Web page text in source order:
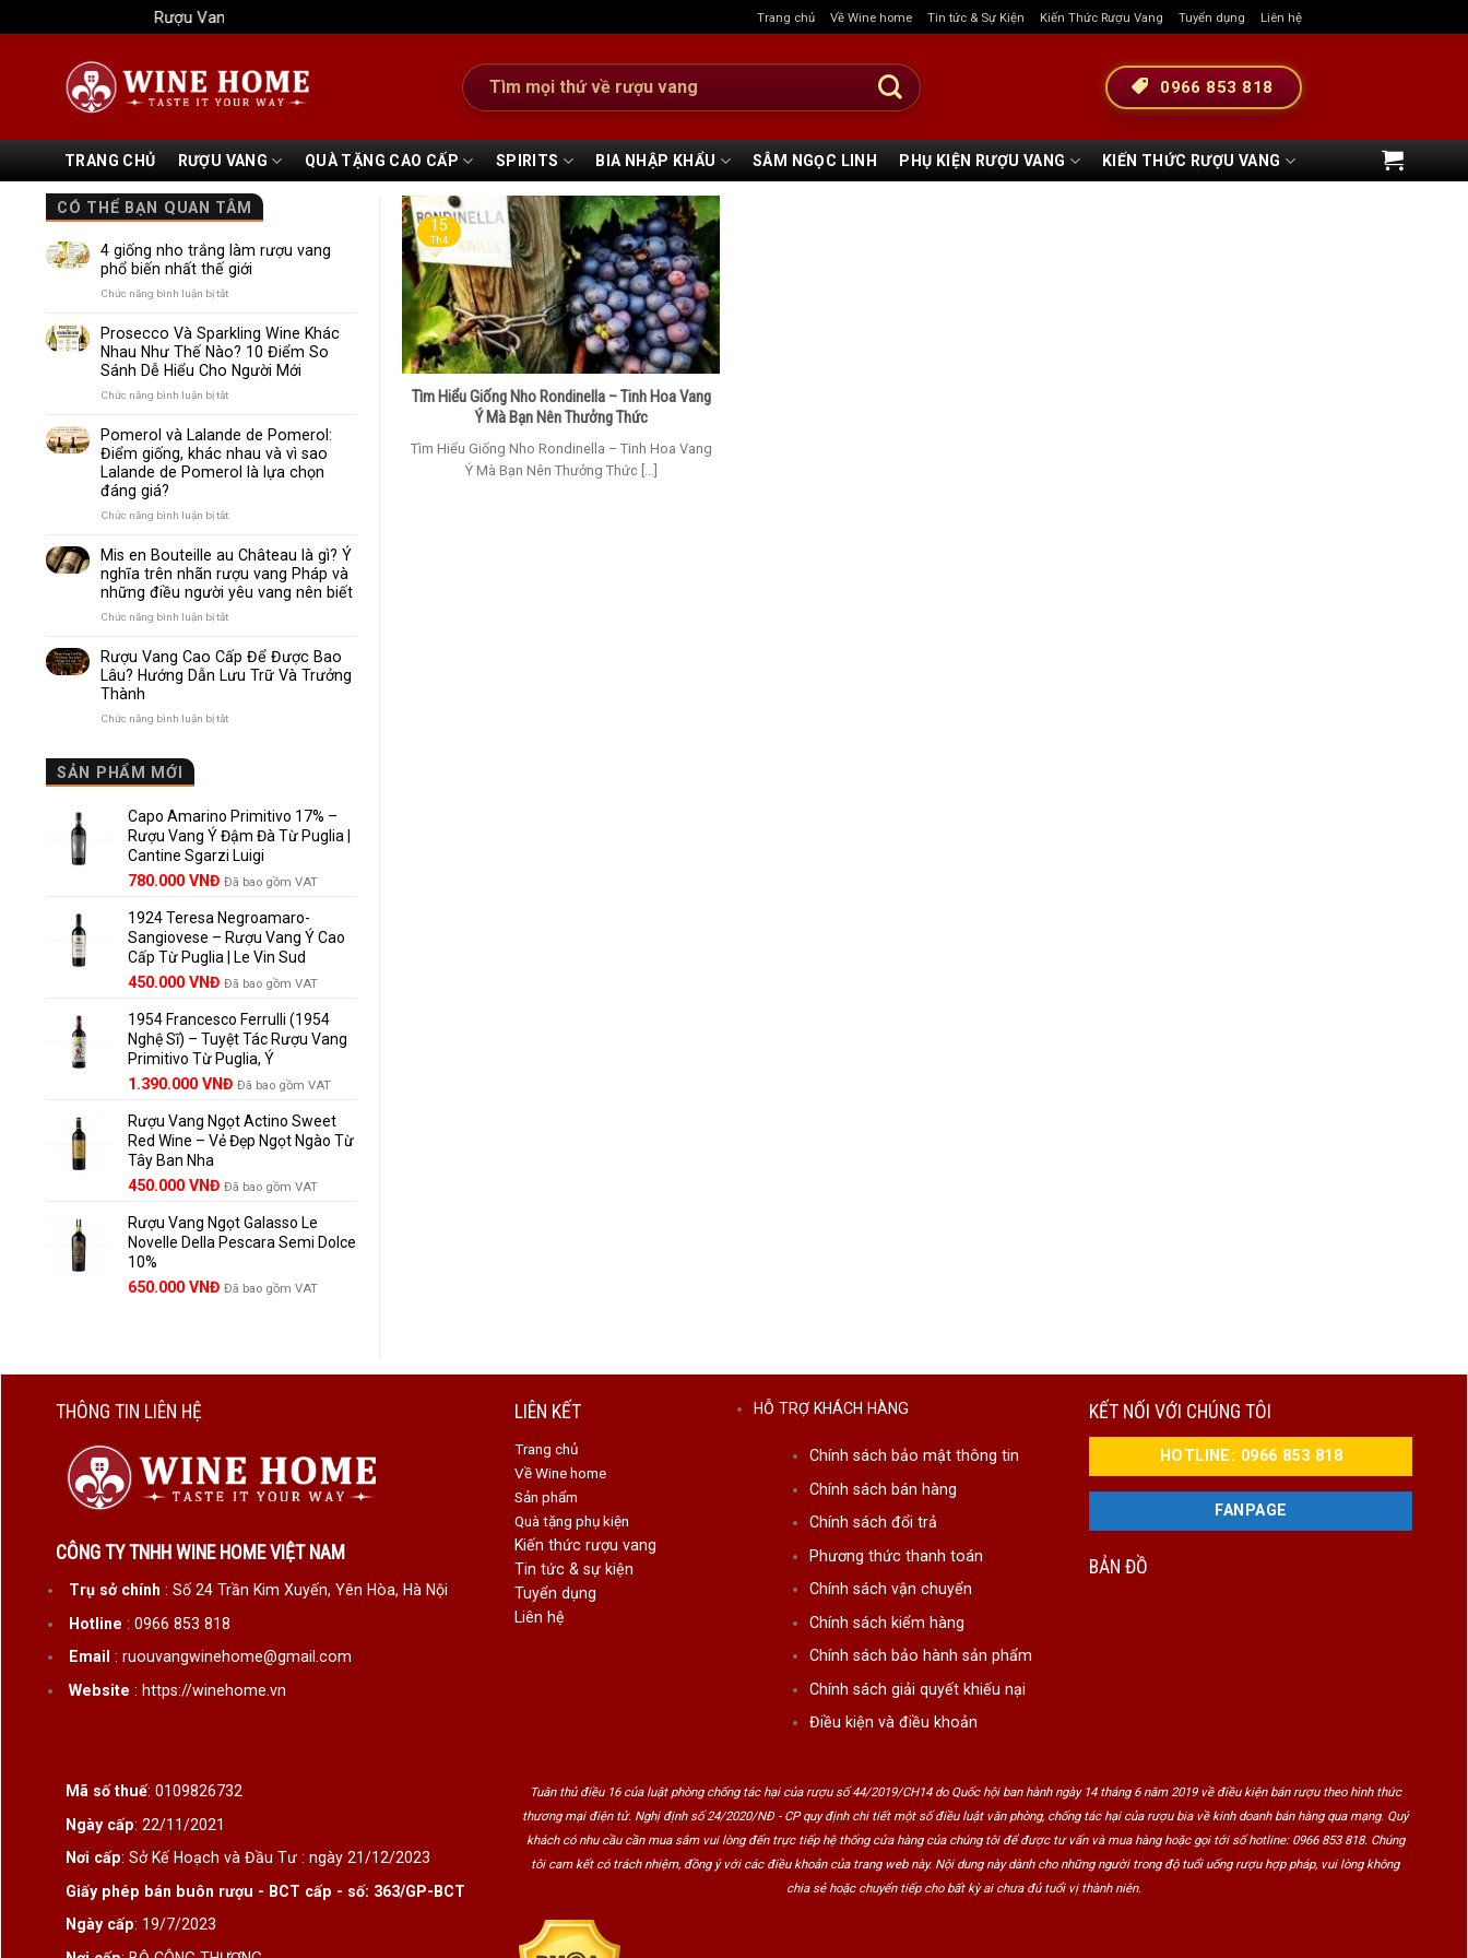
qua
Rượu Vang Wine Home Trang chủ Về Wine home Tin tức & Sự Kiện Kiến Thức Rượu Vang Tuyển dụng Liên hệ
Tìm
kiếm:
0966 853 818
TRANG CHỦ RƯỢU VANG QUÀ TẶNG CAO CẤP SPIRITS BIA NHẬP KHẨU SÂM NGỌC LINH PHỤ KIỆN RƯỢU VANG KIẾN THỨC RƯỢU VANG
CÓ THỂ BẠN QUAN TÂM
4 giống nho trắng làm rượu vang
phổ biến nhất thế giới
Chức năng bình luận bị tắtở
giống
nho
trắng
làm
biến
nhất
thế
Prosecco Và Sparkling Wine Khác
Nhau Như Thế Nào? 10 Điểm So
Sánh Dễ Hiểu Cho Người Mới
Chức năng bình luận bị tắtở
Và
Sparkling
Wine
Khác
10
Điểm
So
Dễ
Cho
Người
Pomerol và Lalande de Pomerol:
Điểm giống, khác nhau và vì sao
Lalande de Pomerol là lựa chọn
đáng giá?
Chức năng bình luận bị tắtở
Lalande
de
Pomerol:
nhau
và
chọn
đáng
giá?
Mis en Bouteille au Château là gì? Ý
nghĩa trên nhãn rượu vang Pháp và
những điều người yêu vang nên biết
Chức năng bình luận bị tắtở
en
Bouteille
au
rượu
vang
Pháp
và
những
yêu
vang
nên
Rượu Vang Cao Cấp Để Được Bao
Lâu? Hướng Dẫn Lưu Trữ Và Trưởng
Thành
Chức năng bình luận bị tắtở
Được
Bao
Lâu?
Hướng
Dẫn
Trữ
Và
Trưởng
Thành
SẢN PHẨM MỚI
Capo Amarino Primitivo 17% –
Rượu Vang Ý Đậm Đà Từ Puglia |
Cantine Sgarzi Luigi
Giá
là:
858.000 VNĐ.
780.000 VNĐGiá
tại
là:
780.000 VNĐ.
Đã bao gồm VAT
1924 Teresa Negroamaro-
Sangiovese – Rượu Vang Ý Cao
Cấp Từ Puglia | Le Vin Sud
Giá
là:
495.000 VNĐ.
450.000 VNĐGiá
tại
là:
450.000 VNĐ.
Đã bao gồm VAT
1954 Francesco Ferrulli (1954
Nghệ Sĩ) – Tuyệt Tác Rượu Vang
Primitivo Từ Puglia, Ý
Giá
là:
1.529.000 VNĐ.
1.390.000 VNĐGiá
tại
là:
Đã bao gồm VAT
Rượu Vang Ngọt Actino Sweet
Red Wine – Vẻ Đẹp Ngọt Ngào Từ
Tây Ban Nha
450.000 VNĐ Đã bao gồm VAT
Rượu Vang Ngọt Galasso Le
Novelle Della Pescara Semi Dolce
10%
650.000 VNĐ Đã bao gồm VAT
Tìm Hiểu Giống Nho Rondinella – Tinh Hoa Vang
Ý Mà Bạn Nên Thưởng Thức
Tìm Hiểu Giống Nho Rondinella – Tinh Hoa Vang
Ý Mà Bạn Nên Thưởng Thức [...]
15
Th4
THÔNG TIN LIÊN HỆ
CÔNG TY TNHH WINE HOME VIỆT NAM
Trụ sở chính : Số 24 Trần Kim Xuyến, Yên Hòa, Hà Nội
Hotline : 0966 853 818
Email : ruouvangwinehome@gmail.com
Website : https://winehome.vn
LIÊN KẾT
Trang chủ
Về Wine home
Sản phẩm
Quà tặng phụ kiện
Kiến thức rượu vang
Tin tức & sự kiện
Tuyển dụng
Liên hệ
HỖ TRỢ KHÁCH HÀNG
Chính sách bảo mật thông tin
Chính sách bán hàng
Chính sách đổi trả
Phương thức thanh toán
Chính sách vận chuyển
Chính sách kiểm hàng
Chính sách bảo hành sản phẩm
Chính sách giải quyết khiếu nại
Điều kiện và điều khoản
KẾT NỐI VỚI CHÚNG TÔI
HOTLINE: 0966 853 818
FANPAGE
BẢN ĐỒ
Mã số thuế: 0109826732
Ngày cấp: 22/11/2021
Nơi cấp: Sở Kế Hoạch và Đầu Tư : ngày 21/12/2023
Giấy phép bán buôn rượu - BCT cấp - số: 363/GP-BCT
Ngày cấp: 19/7/2023
Tuân thủ điều 16 của luật phòng chống tác hại của rượu số 44/2019/CH14 do Quốc hội ban hành ngày 14 tháng 6 năm 2019 về điều kiện bán rượu theo hình thức
thương mại điện tử. Nghị định số 24/2020/NĐ - CP quy định chi tiết một số điều luật văn phòng, chống tác hại của rượu bia về kinh doanh bán hàng qua mạng. Quý
khách có nhu cầu cần mua sắm vui lòng đến trực tiếp hệ thống cửa hàng của chúng tôi để được tư vấn và mua hàng hoặc gọi tới số hotline: 0966 853 818. Chúng
tôi cam kết có trách nhiệm, đồng ý với các điều khoản của trang web này. Nội dung này dành cho những người trong độ tuổi uống rượu hợp pháp, vui lòng không
chia sẻ hoặc chuyển tiếp cho bất kỳ ai chưa đủ tuổi vị thành niên.